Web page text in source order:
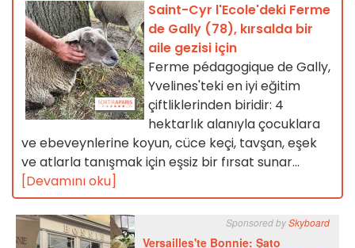
Saint-Cyr l'Ecole'deki Ferme
de Gally (78), kırsalda bir
aile gezisi için
Ferme pédagogique de Gally,
Yvelines'teki en iyi eğitim
çiftliklerinden biridir: 4
hektarlık alanıyla çocuklara
ve ebeveynlerine koyun, cüce keçi, tavşan, eşek
ve atlarla tanışmak için eşsiz bir fırsat sunar...
[Devamını oku]